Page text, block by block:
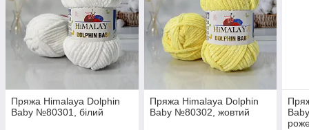
Пряжа Himalaya Dolphin
Baby №80301, білий
Пряжа Himalaya Dolphin
Baby №80302, жовтий